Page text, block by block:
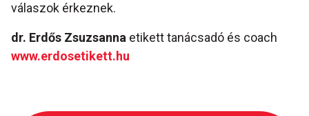
válaszok érkeznek.
dr. Erdős Zsuzsanna etikett tanácsadó és coach
www.erdosetikett.hu